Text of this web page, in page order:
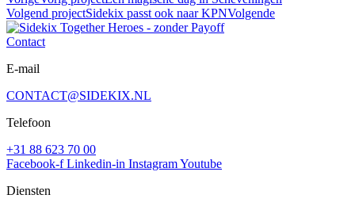
Volgend projectSidekix passt ook naar KPNVolgende
Contact
E-mail
CONTACT@SIDEKIX.NL
Telefoon
+31 88 623 70 00
Facebook-f Linkedin-in InstagramYoutube
Diensten